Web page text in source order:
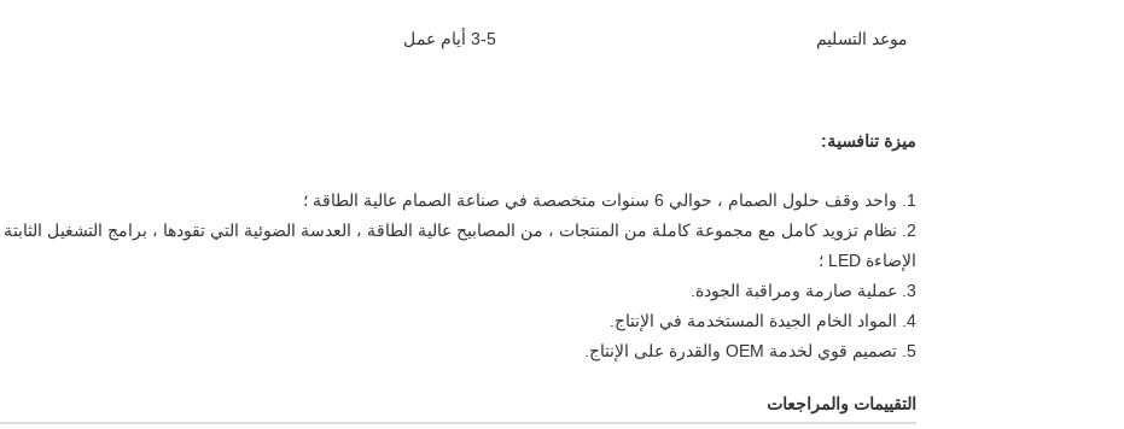
موعد التسليم 3-5 أيام عمل
ميزة تنافسية:
1. واحد وقف حلول الصمام ، حوالي 6 سنوات متخصصة في صناعة الصمام عالية الطاقة ؛
الإضاءة LED ؛
3. عملية صارمة ومراقبة الجودة.
4. المواد الخام الجيدة المستخدمة في الإنتاج.
5. تصميم قوي لخدمة OEM والقدرة على الإنتاج.
التقييمات والمراجعات